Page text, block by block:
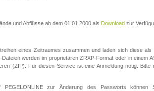
und Abflüsse ab dem 01.01.2000 als Download zur
eines Zeitraumes zusammen und laden sich diese
werden im proprietären ZRXP-Format oder in einem
(ZIP). Für diesen Service ist eine Anmeldung nötig.
PEGELONLINE zur Änderung des Passworts